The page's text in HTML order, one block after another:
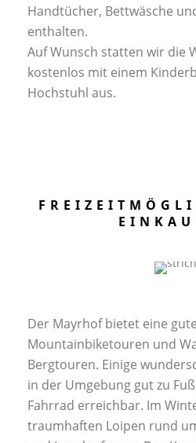
Handtücher, Bettwäsche
enthalten.
Auf Wunsch statten wir die
kostenlos mit einem
Hochstuhl aus.
Der Mayrhof bietet eine
Mountainbiketouren und
Bergtouren. Einige
in der Umgebung gut zu
Fahrrad erreichbar. Im
traumhaften Loipen rund